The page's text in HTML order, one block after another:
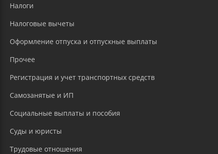
Налоги
Налоговые вычеты
Оформление отпуска и отпускные выплаты
Прочее
Регистрация и учет транспортных средств
Самозанятые и ИП
Социальные выплаты и пособия
Суды и юристы
Трудовые отношения